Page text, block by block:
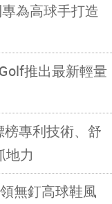
為高球手打造
推出最新輕量
榜專利技術、舒
地力
無釘高球鞋風